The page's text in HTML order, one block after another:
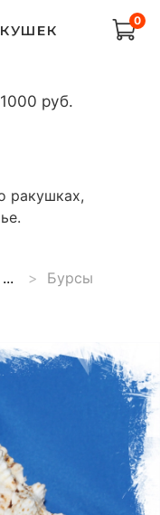
0
руб.
ракушках,
... Бурсы